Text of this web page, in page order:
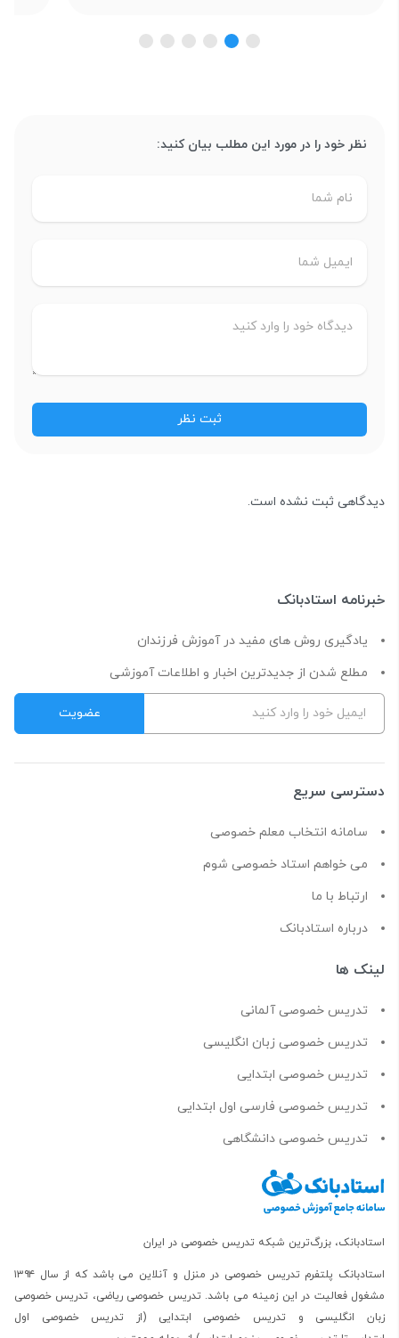
نظر خود را در مورد این مطلب بیان کنید:
دیدگاهی ثبت نشده است.
خبرنامه استادبانک
یادگیری روش های مفید در آموزش فرزندان
مطلع شدن از جدیدترین اخبار و اطلاعات آموزشی
دسترسی سریع
سامانه انتخاب معلم خصوصی
می خواهم استاد خصوصی شوم
ارتباط با ما
درباره استادبانک
لینک ها
تدریس خصوصی آلمانی
تدریس خصوصی زبان انگلیسی
تدریس خصوصی ابتدایی
تدریس خصوصی فارسی اول ابتدایی
تدریس خصوصی دانشگاهی
استادبانک، بزرگ‌ترین شبکه تدریس خصوصی در ایران
استادبانک پلتفرم تدریس خصوصی در منزل و آنلاین
می باشد که از سال ۱۳۹۴
مشغول فعالیت در این زمینه می باشد.تدریس خصوصی ریاضی، تدریس خصوصی
زبان انگلیسی و تدریس خصوصی ابتدایی (از
تدریس خصوصی اول